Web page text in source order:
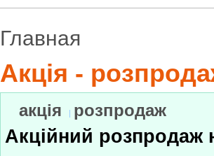
Главная
Акція -
акція розпродаж
Акційний розпродаж